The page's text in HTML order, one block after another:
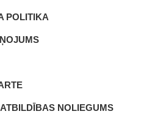
POLITIKA
NOLIEGUMS